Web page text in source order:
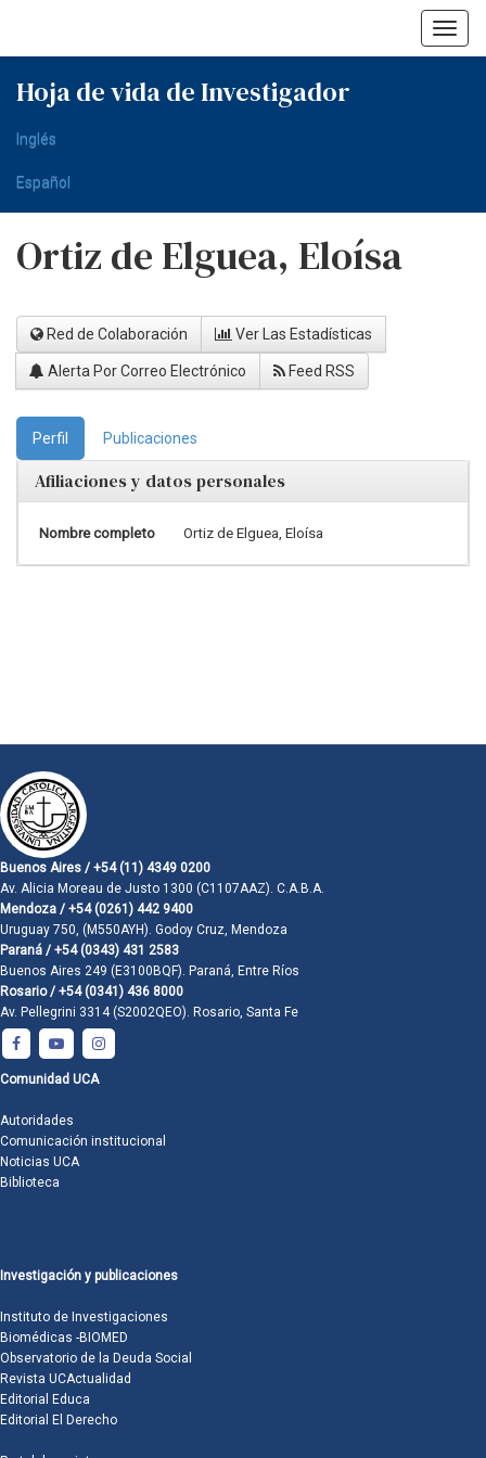
Hoja de vida de Investigador
Inglés
Español
Ortiz de Elguea, Eloísa
Red de Colaboración Ver Las Estadísticas
Alerta Por Correo Electrónico Feed RSS
Perfil Publicaciones
Afiliaciones y datos personales
Nombre completo Ortiz de Elguea, Eloísa
Buenos Aires / +54 (11) 4349 0200
Av. Alicia Moreau de Justo 1300 (C1107AAZ). C.A.B.A.
Mendoza / +54 (0261) 442 9400
Uruguay 750, (M550AYH). Godoy Cruz, Mendoza
Paraná / +54 (0343) 431 2583
Buenos Aires 249 (E3100BQF). Paraná, Entre Ríos
Rosario / +54 (0341) 436 8000
Av. Pellegrini 3314 (S2002QEO). Rosario, Santa Fe
Comunidad UCA
Autoridades
Comunicación institucional
Noticias UCA
Biblioteca
Investigación y publicaciones
Instituto de Investigaciones
Biomédicas -BIOMED
Observatorio de la Deuda Social
Revista UCActualidad
Editorial Educa
Editorial El Derecho